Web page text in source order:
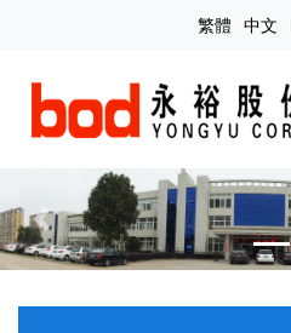
繁體 中文
Previous